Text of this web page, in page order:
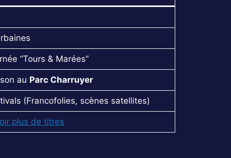
“Tours & Marées”
au Parc Charruyer
(Francofolies, scènes satellites)
plus de titres